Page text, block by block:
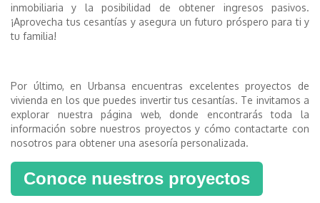
inmobiliaria y la posibilidad de obtener ingresos pasivos.
¡Aprovecha tus cesantías y asegura un futuro próspero para ti y
tu familia!
Por último, en Urbansa encuentras excelentes proyectos de
vivienda en los que puedes invertir tus cesantías. Te invitamos a
explorar nuestra página web, donde encontrarás toda la
información sobre nuestros proyectos y cómo contactarte con
nosotros para obtener una asesoría personalizada.
Conoce nuestros proyectos